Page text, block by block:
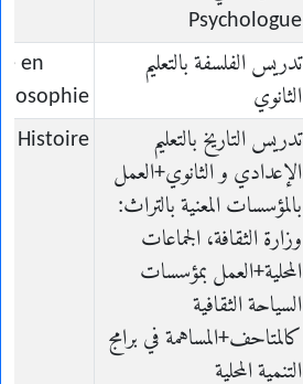
Psychologue
تدريس الفلسفة بالتعليم
الثانوي
en
تدريس التاريخ بالتعليم
الإعدادي و الثانوي+العمل
بالمؤسسات المعنية بالتراث:
وزارة الثقافة، الجماعات
المحلية+العمل بمؤسسات
السياحة الثقافية
كالمتاحف+المساهمة في برامج
التنمية المحلية
Histoire